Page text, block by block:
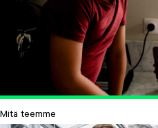
Mitä teemme